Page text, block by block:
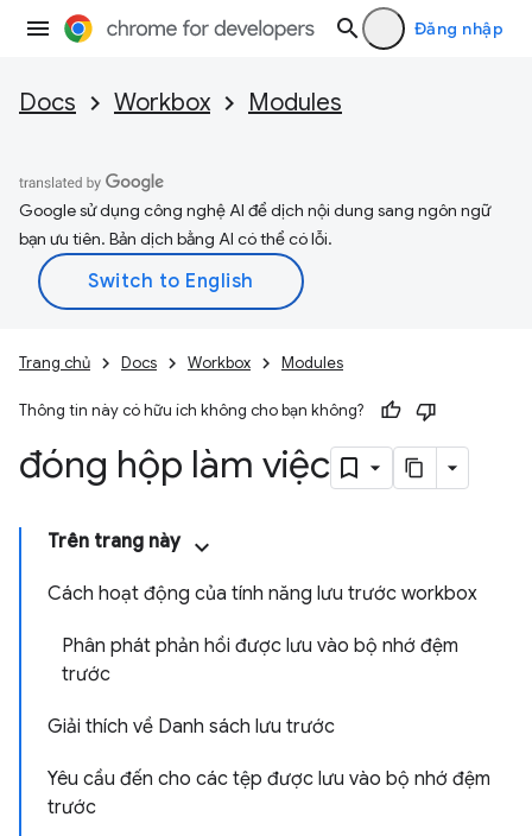
Đăng nhập
Docs Workbox Modules
Google sử dụng công nghệ AI để dịch nội dung sang ngôn ngữ
bạn ưu tiên. Bản dịch bằng AI có thể có lỗi.
Trang chủ Docs Workbox Modules
Thông tin này có hữu ích không cho bạn không?
đóng hộp làm việc
Trên trang này
Cách hoạt động của tính năng lưu trước workbox
Phân phát phản hồi được lưu vào bộ nhớ đệm
trước
Giải thích về Danh sách lưu trước
Yêu cầu đến cho các tệp được lưu vào bộ nhớ đệm
trước